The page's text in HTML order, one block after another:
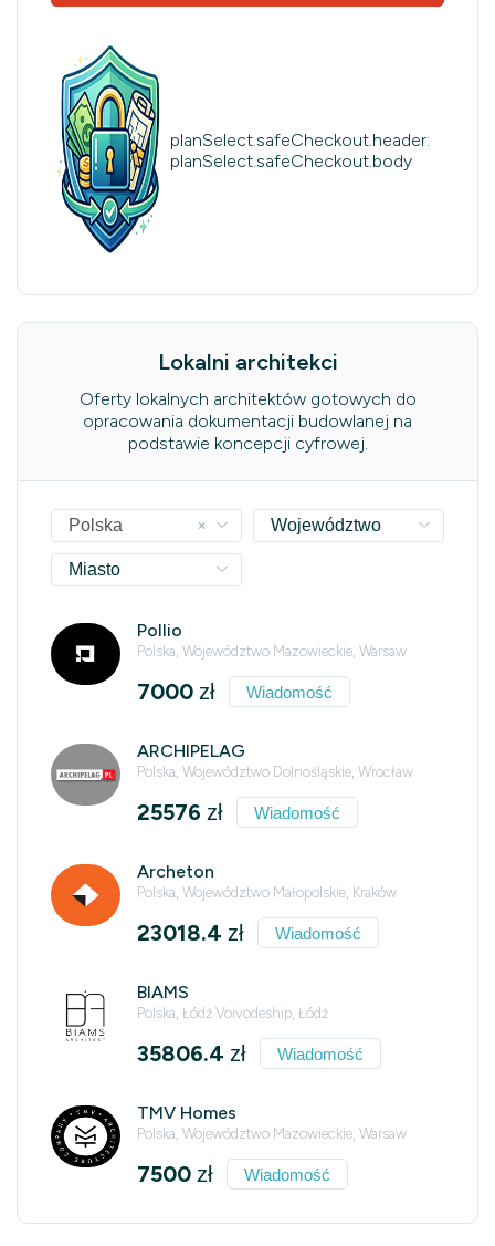
planSelect.safeCheckout.header:
planSelect.safeCheckout.body
Lokalni architekci
Oferty lokalnych architektów gotowych do
opracowania dokumentacji budowlanej na
podstawie koncepcji cyfrowej.
×
Polska Województwo
Miasto
Pollio
Polska, Województwo Mazowieckie, Warsaw
7000 zł Wiadomość
ARCHIPELAG
Polska, Województwo Dolnośląskie, Wrocław
25576 zł Wiadomość
Archeton
Polska, Województwo Małopolskie, Kraków
23018.4 zł Wiadomość
BIAMS
Polska, Łódź Voivodeship, Łódź
35806.4 zł Wiadomość
TMV Homes
Polska, Województwo Mazowieckie, Warsaw
7500 zł Wiadomość